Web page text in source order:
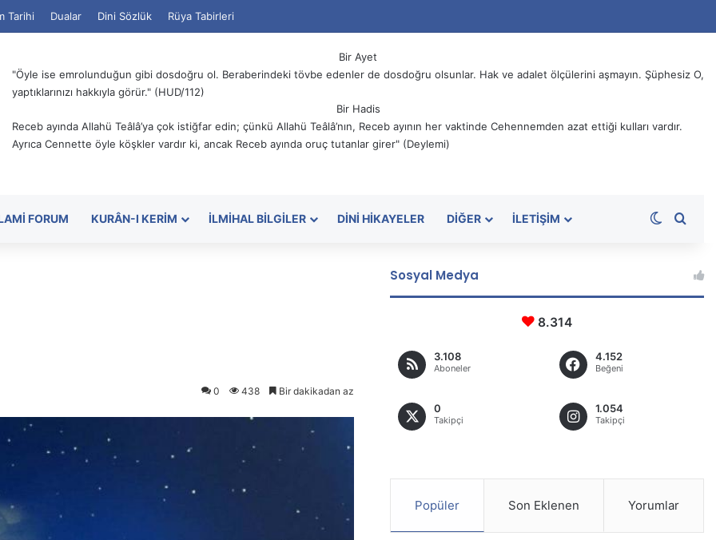
Tarihi Dualar Dini Sözlük Rüya Tabirleri
Bir Ayet
"Öyle ise emrolunduğun gibi dosdoğru ol. Beraberindeki tövbe edenler de dosdoğru olsunlar. Hak ve adalet ölçülerini aşmayın. Şüphesiz O,
yaptıklarınızı hakkıyla görür." (HUD/112)
Bir Hadis
Receb ayında Allahü Teâlâ’ya çok istiğfar edin; çünkü Allahü Teâlâ’nın, Receb ayının her vaktinde Cehennemden azat ettiği kulları vardır.
Ayrıca Cennette öyle köşkler vardır ki, ancak Receb ayında oruç tutanlar girer" (Deylemi)
FORUM KURÂN-I KERIM İLMIHAL BILGILER DINI HIKAYELER DIĞER İLETIŞIM Dış
0 438 Bir dakikadan az
Sosyal Medya
8.314
3.108
Aboneler
4.152
Beğeni
0
Takipçi
1.054
Takipçi
Popüler Son Eklenen Yorumlar